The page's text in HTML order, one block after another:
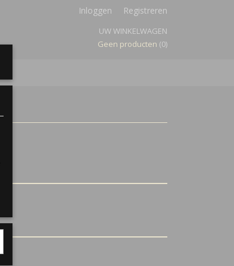
Inloggen Registreren
UW WINKELWAGEN
Geen producten (0)